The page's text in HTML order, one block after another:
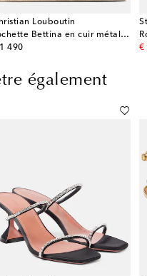
Louboutin
Pochette Bettina en cuir métallisé
490price
€
également